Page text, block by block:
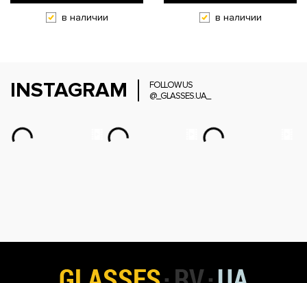
в наличии в наличии
INSTAGRAM
FOLLOW US
@_GLASSES.UA_